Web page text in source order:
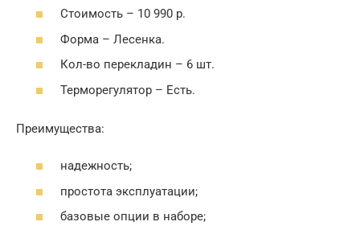
Стоимость – 10 990 р.
Форма – Лесенка.
Кол-во перекладин – 6 шт.
Терморегулятор – Есть.
Преимущества:
надежность;
простота эксплуатации;
базовые опции в наборе;